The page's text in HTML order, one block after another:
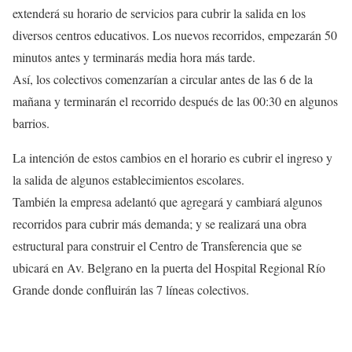
extenderá su horario de servicios para cubrir la salida en los
diversos centros educativos. Los nuevos recorridos, empezarán 50
minutos antes y terminarás media hora más tarde.
Así, los colectivos comenzarían a circular antes de las 6 de la
mañana y terminarán el recorrido después de las 00:30 en algunos
barrios.
La intención de estos cambios en el horario es cubrir el ingreso y
la salida de algunos establecimientos escolares.
También la empresa adelantó que agregará y cambiará algunos
recorridos para cubrir más demanda; y se realizará una obra
estructural para construir el Centro de Transferencia que se
ubicará en Av. Belgrano en la puerta del Hospital Regional Río
Grande donde confluirán las 7 líneas colectivos.